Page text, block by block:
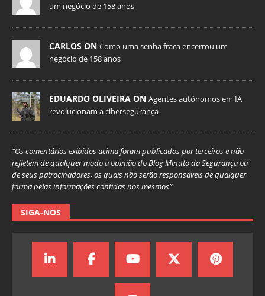
um negócio de 158 anos
CARLOS ON Como uma senha fraca encerrou um
negócio de 158 anos
EDUARDO OLIVEIRA ON Agentes autônomos em IA
revolucionam a cibersegurança
“Os comentários exibidos acima foram publicados por terceiros e não
refletem de qualquer modo a opinião do Blog Minuto da Segurança ou
de seus patrocinadores, os quais não serão responsáveis de qualquer
forma pelas informações contidas nos mesmos”
SIGA-NOS